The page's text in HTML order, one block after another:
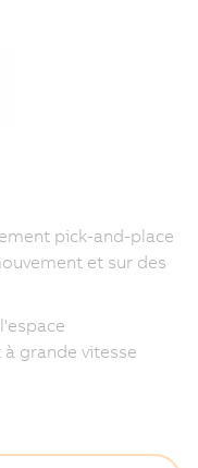
pick-and-place
et sur des
grande vitesse